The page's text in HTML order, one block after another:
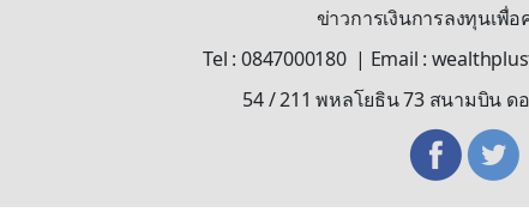
ข่าวการเงินการลงทุนเพื่
Tel : 0847000180 | Email :
54 / 211 พหลโยธิน 73 สนามบิน ด